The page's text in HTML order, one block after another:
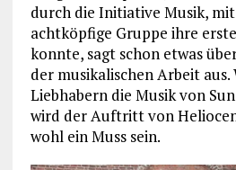
durch die Initiative Musik,
achtköpfige Gruppe ihre
konnte, sagt schon etwas
der musikalischen Arbeit aus.
Liebhabern die Musik von
wird der Auftritt von
wohl ein Muss sein.